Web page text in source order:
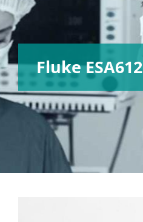
Fluke ESA612